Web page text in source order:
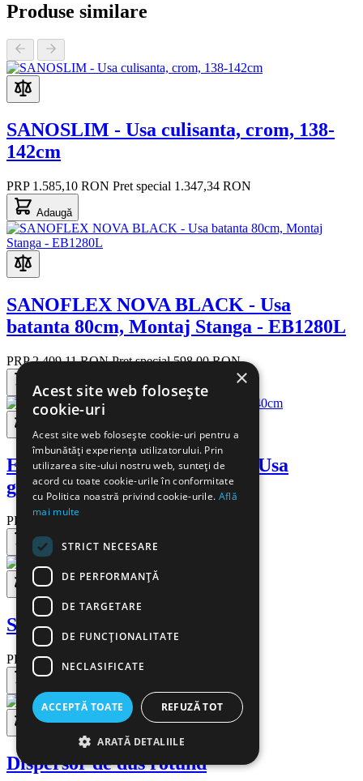
Produse similare
SANOSLIM - Usa culisanta, crom, 138-
142cm
PRP 1.585,10 RON Pret special 1.347,34 RON
Adaugă
SANOFLEX NOVA BLACK - Usa
batanta 80cm, Montaj Stanga - EB1280L
PRP 2.409,11 RON Pret special 598,00 RON
Adaugă
ELITE PREMIUM BLACK - Usa
glisanta, 140cm
PRP
Adaugă
Set chedere Antistropi - Q606
PRP 61,71 RON
Dispersor de dus rotund
×
Acest site web folosește
cookie-uri
Acest site web folosește cookie-uri pentru a
îmbunătăți experiența utilizatorului. Prin
utilizarea site-ului nostru web, sunteți de
acord cu toate cookie-urile în conformitate
cu Politica noastră privind cookie-urile. Află
mai multe
STRICT NECESARE
DE PERFORMANȚĂ
DE TARGETARE
DE FUNCŢIONALITATE
NECLASIFICATE
ACCEPTĂ TOATE REFUZĂ TOT
ARATĂ DETALIILE